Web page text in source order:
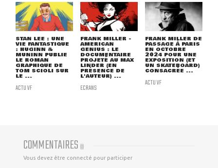
STAN LEE : UNE
VIE FANTASTIQUE
: HUGINN &
MUNINN PUBLIE
LE ROMAN
GRAPHIQUE DE
TOM SCIOLI SUR
LE ...
ACTU VF
FRANK MILLER -
AMERICAN
GENIUS : LE
DOCUMENTAIRE
PROJETÉ AU MAX
LINDER (EN
PRÉSENCE DE
L'AUTEUR) ...
ECRANS
FRANK MILLER DE
PASSAGE À PARIS
EN OCTOBRE
2024 POUR UNE
EXPOSITION (ET
UN SKATEBOARD)
CONSACRÉE ...
ACTU VF
COMMENTAIRES (0)
Vous devez être connecté pour participer